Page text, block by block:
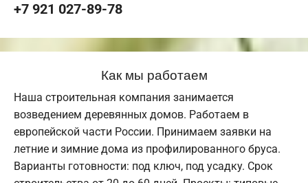
+7 921 027-89-78
Как мы работаем
Наша строительная компания занимается
возведением деревянных домов. Работаем в
европейской части России. Принимаем заявки на
летние и зимние дома из профилированного бруса.
Варианты готовности: под ключ, под усадку. Срок